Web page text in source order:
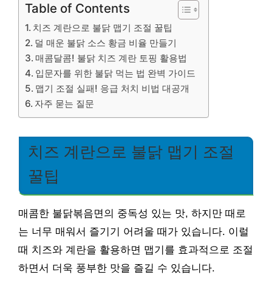
Table of Contents
치즈 계란으로 불닭 맵기 조절 꿀팁
덜 매운 불닭 소스 황금 비율 만들기
매콤달콤! 불닭 치즈 계란 토핑 활용법
입문자를 위한 불닭 먹는 법 완벽 가이드
맵기 조절 실패! 응급 처치 비법 대공개
자주 묻는 질문
치즈 계란으로 불닭 맵기 조절
꿀팁
매콤한 불닭볶음면의 중독성 있는 맛, 하지만 때로
는 너무 매워서 즐기기 어려울 때가 있습니다. 이럴
때 치즈와 계란을 활용하면 맵기를 효과적으로 조절
하면서 더욱 풍부한 맛을 즐길 수 있습니다.